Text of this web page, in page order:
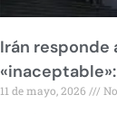
Irán responde
11 de mayo, 2026